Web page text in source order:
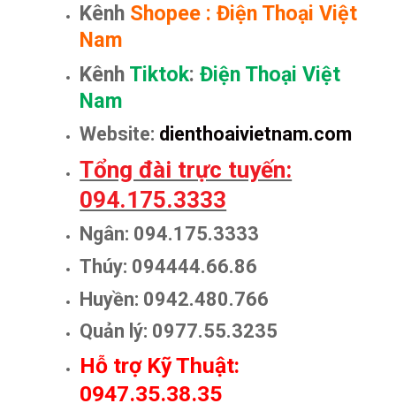
Kênh Shopee :Điện Thoại Việt
Nam
Kênh Tiktok:Điện Thoại Việt
Nam
Website: dienthoaivietnam.com
Tổng đài trực tuyến:
094.175.3333
Ngân: 094.175.3333
Thúy: 094444.66.86
Huyền: 0942.480.766
Quản lý: 0977.55.3235
Hỗ trợ Kỹ Thuật:
0947.35.38.35